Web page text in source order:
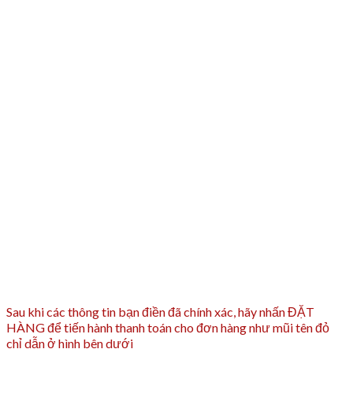
Sau khi các thông tin bạn điền đã chính xác, hãy nhấn ĐẶT
HÀNG để tiến hành thanh toán cho đơn hàng như mũi tên đỏ
chỉ dẫn ở hình bên dưới